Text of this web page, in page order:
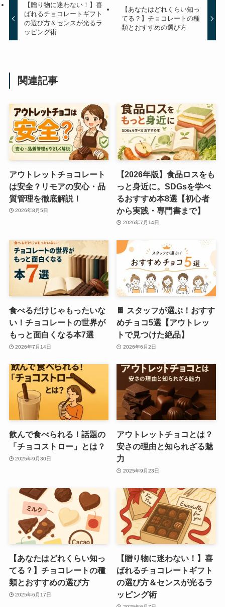
【贈り物に迷わない！】喜
ばれるチョコレートギフト
の選び方＆センスが光るラ
ッピング術
【あなたはどれくらい知っ
てる？】チョコレートの種
類とおすすめの選び方
関連記事
アウトレットチョコレート
は安全？リモアの安心・品
質管理を徹底解説！
2026年8月5日
【2026年版】食品ロスをも
っと身近に。SDGsを学べ
るおすすめ本8選【初心者
から実践・専門書まで】
2026年7月14日
食べるだけじゃもったいな
い！チョコレートの世界が
もっと面白くなる本7選
2026年7月14日
🍫 スタッフが選ぶ！おすす
めチョコ5選【アウトレッ
トで見つけた絶品】
2026年6月2日
飲んで食べられる！話題の
「チョコストロー」とは？
2025年9月30日
アウトレットチョコとは？
安さの理由と知られざる魅
力
2025年9月23日
【あなたはどれくらい知っ
てる？】チョコレートの種
類とおすすめの選び方
2025年6月17日
【贈り物に迷わない！】喜
ばれるチョコレートギフト
の選び方＆センスが光るラ
ッピング術